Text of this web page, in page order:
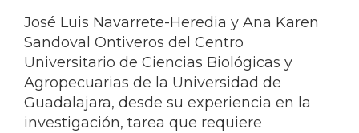
José Luis Navarrete-Heredia y Ana Karen
Sandoval Ontiveros del Centro
Universitario de Ciencias Biológicas y
Agropecuarias de la Universidad de
Guadalajara, desde su experiencia en la
investigación, tarea que requiere